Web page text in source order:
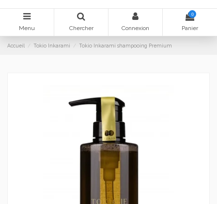
Menu Chercher Connexion
0
Panier
Accueil Tokio Inkarami Tokio Inkarami shampooing Premium